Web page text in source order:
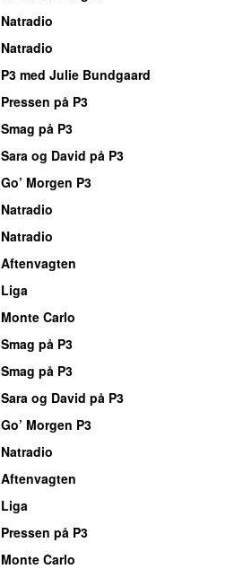
Natradio
Natradio
P3 med Julie Bundgaard
Pressen på P3
Smag på P3
Sara og David på P3
Go’ Morgen P3
Natradio
Natradio
Aftenvagten
Liga
Monte Carlo
Smag på P3
Smag på P3
Sara og David på P3
Go’ Morgen P3
Natradio
Aftenvagten
Liga
Pressen på P3
Monte Carlo